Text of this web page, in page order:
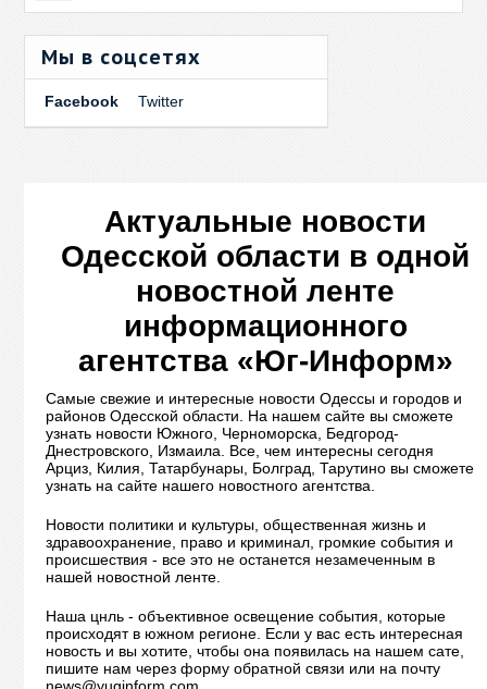
Мы в соцсетях
Facebook Twitter
Актуальные новости
Одесской области в одной
новостной ленте
информационного
агентства «Юг-Информ»
Самые свежие и интересные новости Одессы и городов и
районов Одесской области. На нашем сайте вы сможете
узнать новости Южного, Черноморска, Бедгород-
Днестровского, Измаила. Все, чем интересны сегодня
Арциз, Килия, Татарбунары, Болград, Тарутино вы сможете
узнать на сайте нашего новостного агентства.
Новости политики и культуры, общественная жизнь и
здравоохранение, право и криминал, громкие события и
происшествия - все это не останется незамеченным в
нашей новостной ленте.
Наша цнль - объективное освещение события, которые
происходят в южном регионе. Если у вас есть интересная
новость и вы хотите, чтобы она появилась на нашем сате,
пишите нам через форму обратной связи или на почту
news@yuginform.com